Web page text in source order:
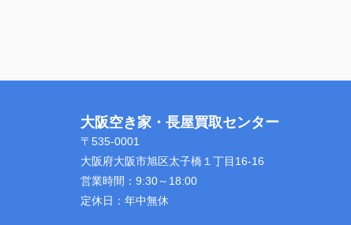
最初の不動産会社との売るのを任せる契約が
切れていたので直接、センターさんに
大阪空き家・長屋買取センター
〒535-0001
大阪府大阪市旭区太子橋１丁目16-16
営業時間： 9:30～18:00
定休日： 年中無休